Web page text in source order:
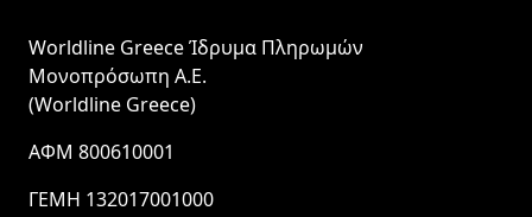
Worldline Greece Ίδρυμα Πληρωμών
Μονοπρόσωπη Α.Ε.
(Worldline Greece)
ΑΦΜ 800610001
ΓΕΜΗ 132017001000